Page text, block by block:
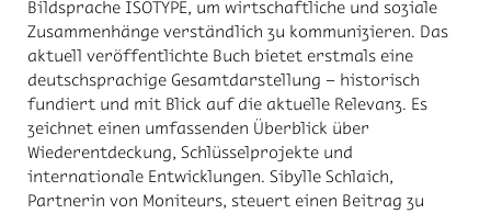
Bildsprache ISOTYPE, um wirtschaftliche und soziale
Zusammenhänge verständlich zu kommunizieren. Das
aktuell veröffentlichte Buch bietet erstmals eine
deutschsprachige Gesamtdarstellung – historisch
fundiert und mit Blick auf die aktuelle Relevanz. Es
zeichnet einen umfassenden Überblick über
Wiederentdeckung, Schlüsselprojekte und
internationale Entwicklungen. Sibylle Schlaich,
Partnerin von Moniteurs, steuert einen Beitrag zu